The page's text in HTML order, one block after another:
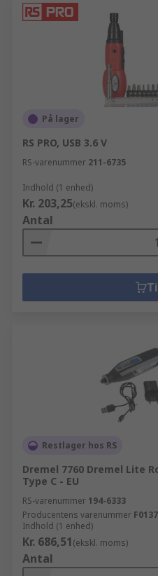
På lager
RS PRO, USB 3.6 V
RS-varenummer 211-6735
Indhold (1 enhed)
Kr. 203,25(ekskl. moms)
Antal
Restlager hos RS
Dremel 7760 Dremel Lite
Type C - EU
RS-varenummer 194-6333
Producentens varenummer
Indhold (1 enhed)
Kr. 686,51(ekskl. moms)
Antal